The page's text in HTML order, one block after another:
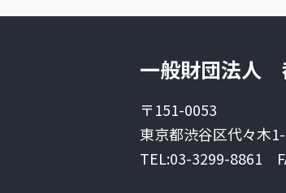
一般財団法人
〒151-0053
東京都渋谷区代々木
TEL:03-3299-8861